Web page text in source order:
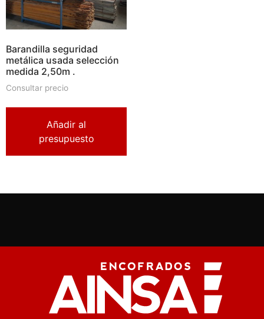
Barandilla seguridad
metálica usada selección
medida 2,50m .
Consultar precio
Añadir al
presupuesto